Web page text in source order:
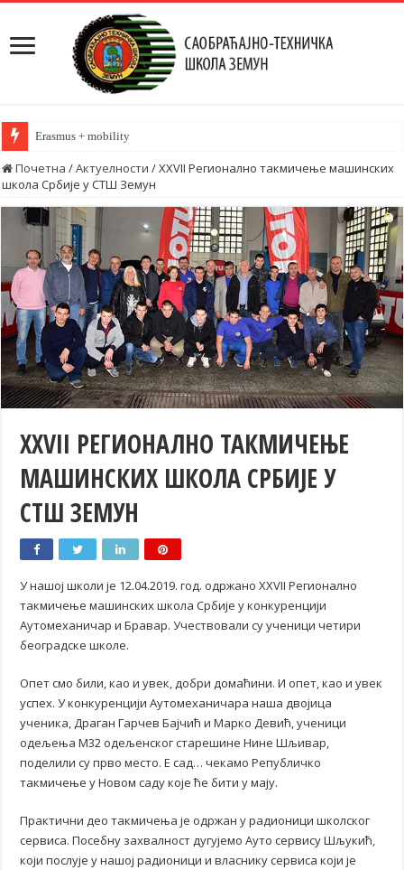
Erasmus + mobility
Почетна /Актуелности /XXVII Регионално такмичење машинских
школа Србије у СТШ Земун
XXVII РЕГИОНАЛНО ТАКМИЧЕЊЕ
МАШИНСКИХ ШКОЛА СРБИЈЕ У
СТШ ЗЕМУН
У нашој школи је 12.04.2019. год. одржано XXVII Регионално
такмичење машинских школа Србије у конкуренцији
Аутомеханичар и Бравар. Учествовали су ученици четири
београдске школе.
Опет смо били, као и увек, добри домаћини. И опет, као и увек
успех. У конкуренцији Аутомеханичара наша двојица
ученика, Драган Гарчев Бајчић и Марко Девић, ученици
одељења М32 одељенског старешине Нине Шљивар,
поделили су прво место. Е сад… чекамо Републичко
такмичење у Новом саду које ће бити у мају.
Практични део такмичења је одржан у радионици школског
сервиса. Посебну захвалност дугујемо Ауто сервису Шљукић,
који послује у нашој радионици и власнику сервиса који је